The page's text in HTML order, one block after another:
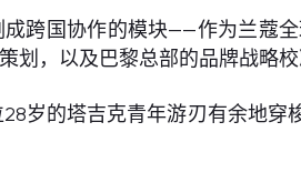
跨国协作的模块——作为兰蔻
划，以及巴黎总部的品牌战略校
岁的塔吉克青年游刃有余地